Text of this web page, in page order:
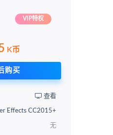
VIP特权
K币
购买
查看
Effects CC2015+
无